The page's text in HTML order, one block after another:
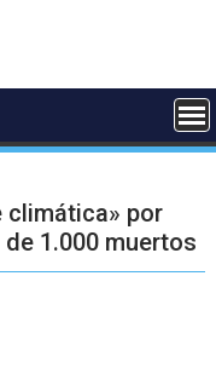
climática» por
1.000 muertos